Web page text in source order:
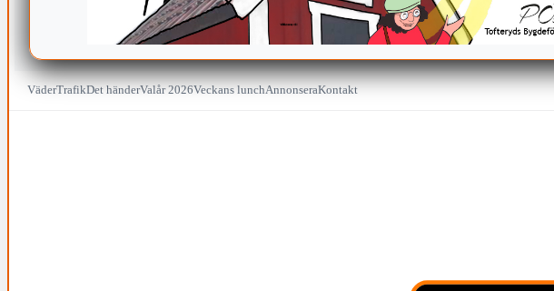
VäderTrafikDet händerValår 2026Veckans lunchAnnonseraKontakt